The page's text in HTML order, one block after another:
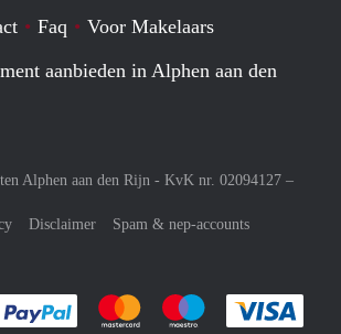
Faq
Voor Makelaars
aanbieden in Alphen aan den
Alphen aan den Rijn - KvK nr. 02094127 –
Disclaimer
Spam & nep-accounts
Je rekent gemakkelijk af met Paypal
Je rekent gemakkelijk af met
Je rekent